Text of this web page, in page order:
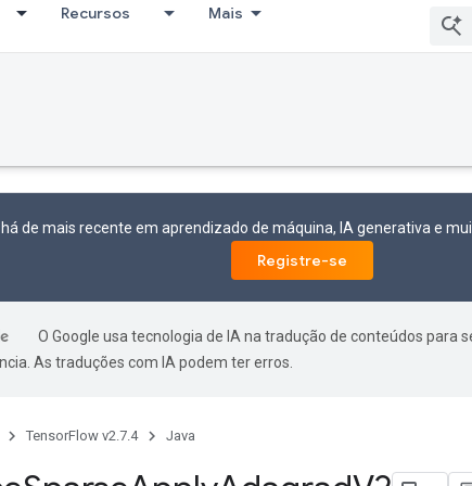
Recursos Mais
de mais recente em aprendizado de máquina, IA generativa e
Registre-se
O Google usa tecnologia de IA na tradução de conteúdos para
As traduções com IA podem ter erros.
TensorFlow v2.7.4 Java